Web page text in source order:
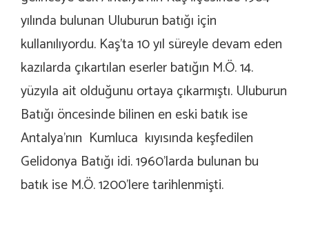
yılında bulunan Uluburun batığı için
kullanılıyordu. Kaş’ta 10 yıl süreyle devam eden
kazılarda çıkartılan eserler batığın M.Ö. 14.
yüzyıla ait olduğunu ortaya çıkarmıştı. Uluburun
Batığı öncesinde bilinen en eski batık ise
Antalya’nın Kumluca kıyısında keşfedilen
Gelidonya Batığı idi. 1960’larda bulunan bu
batık ise M.Ö. 1200’lere tarihlenmişti.